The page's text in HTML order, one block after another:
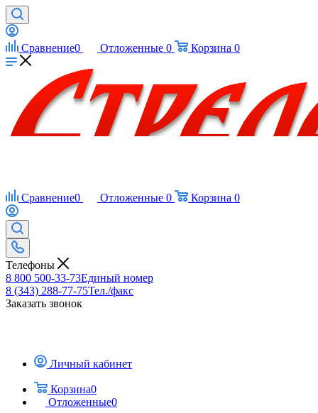
Сравнение0 Отложенные 0 Корзина 0
Сравнение0 Отложенные 0 Корзина 0
Телефоны
8 800 500-33-73Единый номер
8 (343) 288-77-75Тел./факс
Заказать звонок
Личный кабинет
Корзина0
Отложенные0